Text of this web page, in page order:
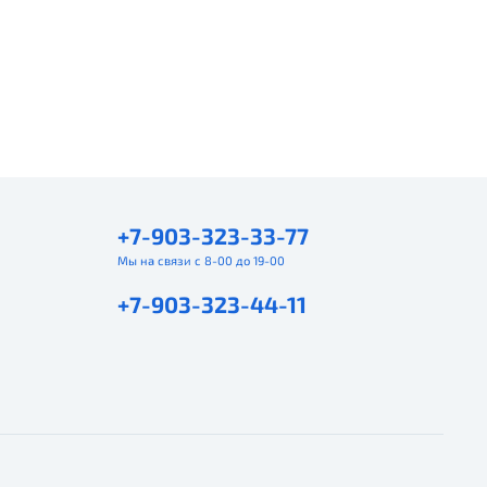
+7-903-323-33-77
Мы на связи с 8-00 до 19-00
+7-903-323-44-11